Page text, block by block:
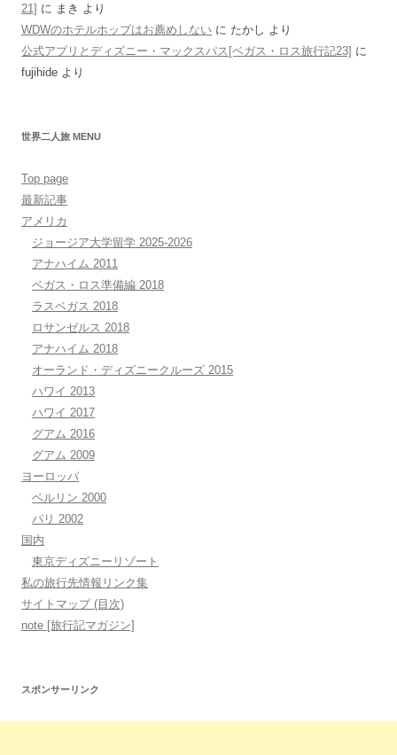
21] に まき より
WDWのホテルホップはお薦めしない に たかし より
公式アプリとディズニー・マックスパス[ベガス・ロス旅行記23] に
fujihide より
世界二人旅 MENU
Top page
最新記事
アメリカ
ジョージア大学留学 2025-2026
アナハイム 2011
ベガス・ロス準備編 2018
ラスベガス 2018
ロサンゼルス 2018
アナハイム 2018
オーランド・ディズニークルーズ 2015
ハワイ 2013
ハワイ 2017
グアム 2016
グアム 2009
ヨーロッパ
ベルリン 2000
パリ 2002
国内
東京ディズニーリゾート
私の旅行先情報リンク集
サイトマップ (目次)
note [旅行記マガジン]
スポンサーリンク